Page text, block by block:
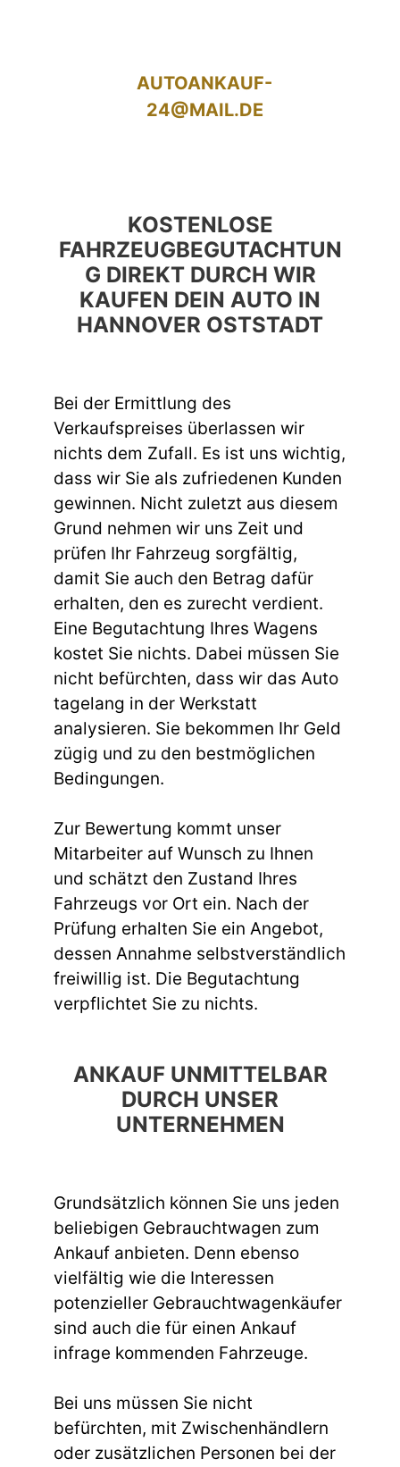
AUTOANKAUF-
24@MAIL.DE
KOSTENLOSE
FAHRZEUGBEGUTACHTUN
G DIREKT DURCH WIR
KAUFEN DEIN AUTO IN
HANNOVER OSTSTADT
Bei der Ermittlung des
Verkaufspreises überlassen wir
nichts dem Zufall. Es ist uns wichtig,
dass wir Sie als zufriedenen Kunden
gewinnen. Nicht zuletzt aus diesem
Grund nehmen wir uns Zeit und
prüfen Ihr Fahrzeug sorgfältig,
damit Sie auch den Betrag dafür
erhalten, den es zurecht verdient.
Eine Begutachtung Ihres Wagens
kostet Sie nichts. Dabei müssen Sie
nicht befürchten, dass wir das Auto
tagelang in der Werkstatt
analysieren. Sie bekommen Ihr Geld
zügig und zu den bestmöglichen
Bedingungen.
Zur Bewertung kommt unser
Mitarbeiter auf Wunsch zu Ihnen
und schätzt den Zustand Ihres
Fahrzeugs vor Ort ein. Nach der
Prüfung erhalten Sie ein Angebot,
dessen Annahme selbstverständlich
freiwillig ist. Die Begutachtung
verpflichtet Sie zu nichts.
ANKAUF UNMITTELBAR
DURCH UNSER
UNTERNEHMEN
Grundsätzlich können Sie uns jeden
beliebigen Gebrauchtwagen zum
Ankauf anbieten. Denn ebenso
vielfältig wie die Interessen
potenzieller Gebrauchtwagenkäufer
sind auch die für einen Ankauf
infrage kommenden Fahrzeuge.
Bei uns müssen Sie nicht
befürchten, mit Zwischenhändlern
oder zusätzlichen Personen bei der